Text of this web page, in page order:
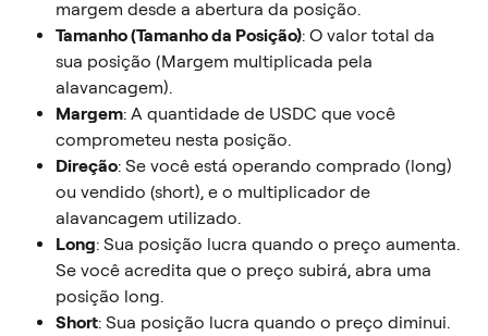
margem desde a abertura da posição.
Tamanho (Tamanho da Posição): O valor total da
sua posição (Margem multiplicada pela
alavancagem).
Margem: A quantidade de USDC que você
comprometeu nesta posição.
Direção: Se você está operando comprado (long)
ou vendido (short), e o multiplicador de
alavancagem utilizado.
Long: Sua posição lucra quando o preço aumenta.
Se você acredita que o preço subirá, abra uma
posição long.
Short: Sua posição lucra quando o preço diminui.